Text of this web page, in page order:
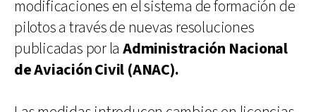
modificaciones en el sistema de formación de
pilotos a través de nuevas resoluciones
publicadas por laAdministración Nacional
de Aviación Civil (ANAC).